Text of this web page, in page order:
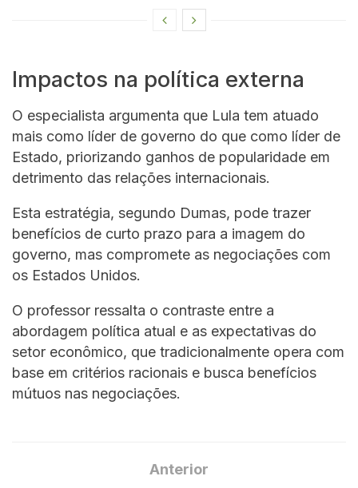
Impactos na política externa
O especialista argumenta que Lula tem atuado
mais como líder de governo do que como líder de
Estado, priorizando ganhos de popularidade em
detrimento das relações internacionais.
Esta estratégia, segundo Dumas, pode trazer
benefícios de curto prazo para a imagem do
governo, mas compromete as negociações com
os Estados Unidos.
O professor ressalta o contraste entre a
abordagem política atual e as expectativas do
setor econômico, que tradicionalmente opera com
base em critérios racionais e busca benefícios
mútuos nas negociações.
Anterior